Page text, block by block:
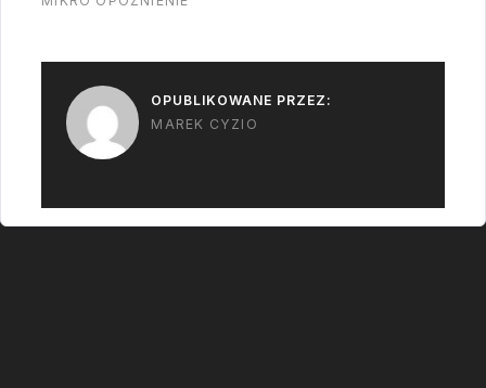
OPUBLIKOWANE PRZEZ:
MAREK CYZIO